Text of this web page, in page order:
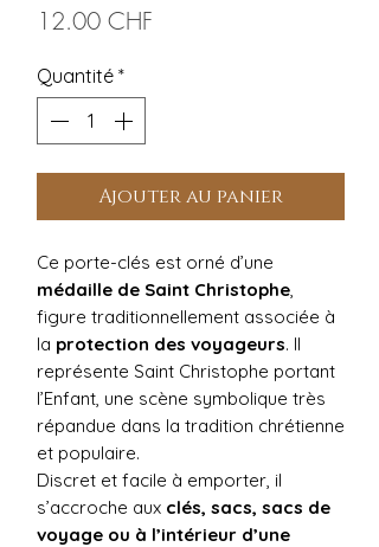
12.00 CHF
Quantité *
Ajouter au panier
Ce porte-clés est orné d’une
médaille de Saint Christophe,
figure traditionnellement associée à
la protection des voyageurs. Il
représente Saint Christophe portant
l’Enfant, une scène symbolique très
répandue dans la tradition chrétienne
et populaire.
Discret et facile à emporter, il
s’accroche aux clés, sacs, sacs de
voyage ou à l’intérieur d’une